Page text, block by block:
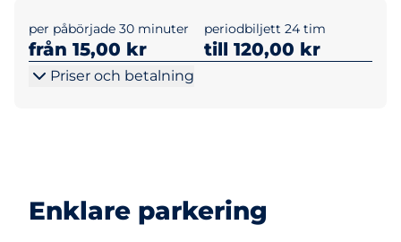
per påbörjade 30 minuter
från 15,00 kr
periodbiljett 24 tim
till 120,00 kr
Priser och betalning
Enklare parkering